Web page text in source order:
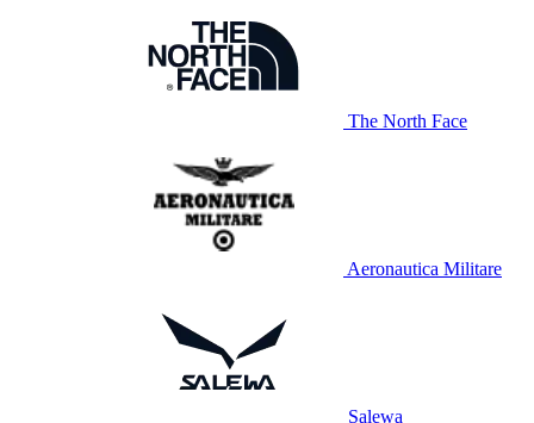
The North Face
Aeronautica Militare
Salewa